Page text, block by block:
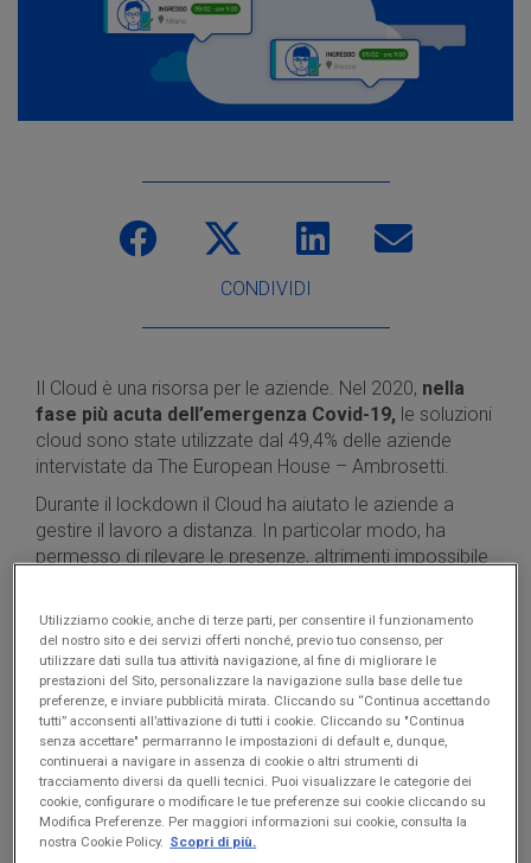
CONDIVIDI
Il Cloud è una risorsa per le aziende. Nel 2020, nella
fase più acuta dell’emergenza Covid-19, le soluzioni
cloud sono state utilizzate dal 49,4% delle aziende
intervistate da The European House – Ambrosetti.
Durante il lockdown il Cloud ha aiutato le aziende a
gestire il lavoro a distanza. In particolar modo, ha
permesso di rilevare le presenze, altrimenti impossibile
Vediamo quindi in cosa consiste la tecnologia Cloud e
perchédovrebbe essere utilizzata anche orache
molti dipendenti sono tornati a lavorare in presenza.
Scarica GRATIS la guida per Aziende
alla Rilevazione Presenze
Utilizziamo cookie, anche di terze parti, per consentire il funzionamento
del nostro sito e dei servizi offerti nonché, previo tuo consenso, per
utilizzare dati sulla tua attività navigazione, al fine di migliorare le
prestazioni del Sito, personalizzare la navigazione sulla base delle tue
preferenze, e inviare pubblicità mirata. Cliccando su “Continua accettando
tutti” acconsenti all’attivazione di tutti i cookie. Cliccando su "Continua
senza accettare" permarranno le impostazioni di default e, dunque,
continuerai a navigare in assenza di cookie o altri strumenti di
tracciamento diversi da quelli tecnici. Puoi visualizzare le categorie dei
cookie, configurare o modificare le tue preferenze sui cookie cliccando su
Modifica Preferenze. Per maggiori informazioni sui cookie, consulta la
nostra Cookie Policy. Scopri di più.